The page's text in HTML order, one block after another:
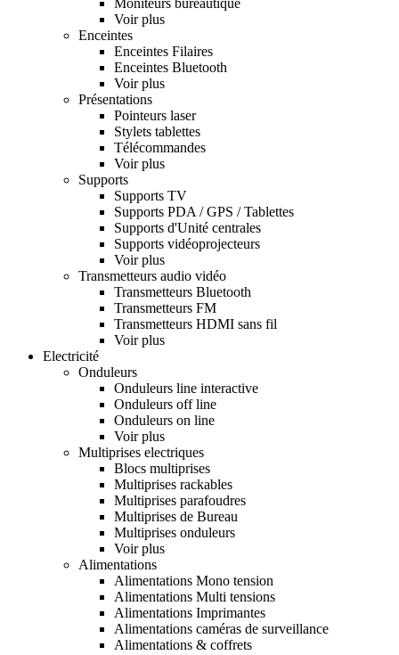
Moniteurs bureautique
Voir plus
Enceintes
Enceintes Filaires
Enceintes Bluetooth
Voir plus
Présentations
Pointeurs laser
Stylets tablettes
Télécommandes
Voir plus
Supports
Supports TV
Supports PDA / GPS / Tablettes
Supports d'Unité centrales
Supports vidéoprojecteurs
Voir plus
Transmetteurs audio vidéo
Transmetteurs Bluetooth
Transmetteurs FM
Transmetteurs HDMI sans fil
Voir plus
Electricité
Onduleurs
Onduleurs line interactive
Onduleurs off line
Onduleurs on line
Voir plus
Multiprises electriques
Blocs multiprises
Multiprises rackables
Multiprises parafoudres
Multiprises de Bureau
Multiprises onduleurs
Voir plus
Alimentations
Alimentations Mono tension
Alimentations Multi tensions
Alimentations Imprimantes
Alimentations caméras de surveillance
Alimentations & coffrets